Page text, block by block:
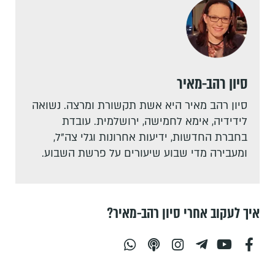
סיון רהב-מאיר
סיון רהב מאיר היא אשת תקשורת ומרצה. נשואה
לידידיה, אימא לחמישה, ירושלמית. עובדת
בחברת החדשות, ידיעות אחרונות וגלי צה"ל,
ומעבירה מדי שבוע שיעורים על פרשת השבוע.
איך לעקוב אחרי סיון רהב-מאיר?